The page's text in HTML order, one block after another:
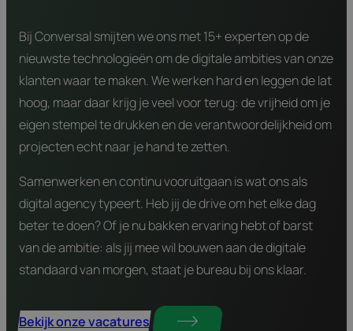
Bij Conversal smijten we ons met 15+ experten op de
nieuwste technologieën om de digitale ambities van onze
klanten waar te maken. We werken hard en leggen de lat
hoog, maar daar krijg je veel voor terug: de vrijheid om je
eigen stempel te drukken en de verantwoordelijkheid om
projecten echt naar je hand te zetten.
Samenwerken en continu vooruitgaan is wat ons als
digital agency typeert. Heb jij de drive om het elke dag
beter te doen? Of je nu bakken ervaring hebt of barst
van de ambitie: als jij mee wil bouwen aan de digitale
standaard van morgen, staat je bureau bij ons klaar.
Bekijk onze vacatures